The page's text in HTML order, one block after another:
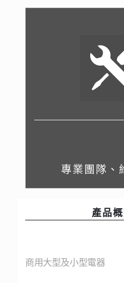
專業團隊、
產品
商用大型及小型電器